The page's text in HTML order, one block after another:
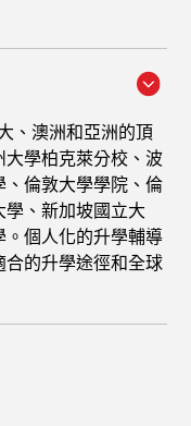
、澳洲和亞洲的頂
學柏克萊分校、波
倫敦大學學院、倫
、新加坡國立大
個人化的升學輔導
的升學途徑和全球